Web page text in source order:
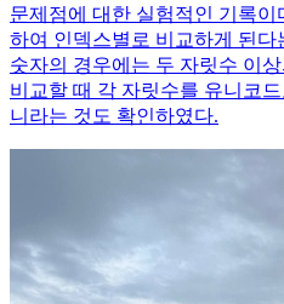
문제점에 대한 실험적인 기록
하여 인덱스별로 비교하게 된
숫자의 경우에는 두 자릿수 이
비교할 때 각 자릿수를 유니코
니라는 것도 확인하였다.